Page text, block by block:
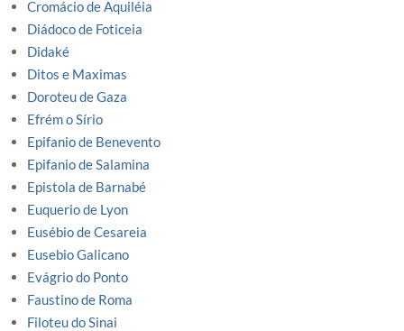
Cromácio de Aquiléia
Diádoco de Foticeia
Didaké
Ditos e Maximas
Doroteu de Gaza
Efrém o Sírio
Epifanio de Benevento
Epifanio de Salamina
Epistola de Barnabé
Euquerio de Lyon
Eusébio de Cesareia
Eusebio Galicano
Evágrio do Ponto
Faustino de Roma
Filoteu do Sinai